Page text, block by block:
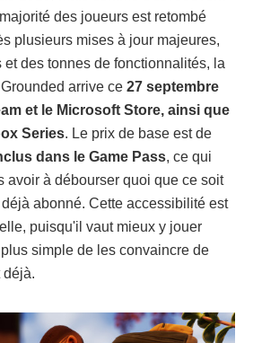
des joueurs est retombé
plusieurs mises à jour majeures,
des tonnes de fonctionnalités, la
arrive ce 27 septembre
et le Microsoft Store, ainsi que
Series. Le prix de base est de
dans le Game Pass, ce qui
avoir à débourser quoi que ce soit
abonné. Cette accessibilité est
puisqu'il vaut mieux y jouer
simple de les convaincre de
déjà.